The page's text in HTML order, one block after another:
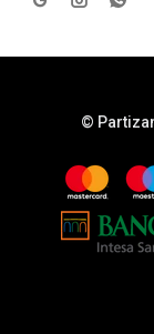
©